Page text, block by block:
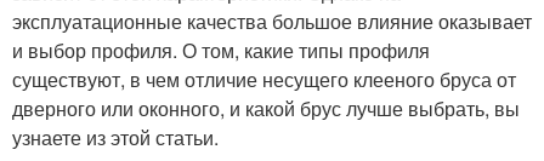
эксплуатационные качества большое влияние оказывает
и выбор профиля. О том, какие типы профиля
существуют, в чем отличие несущего клееного бруса от
дверного или оконного, и какой брус лучше выбрать, вы
узнаете из этой статьи.